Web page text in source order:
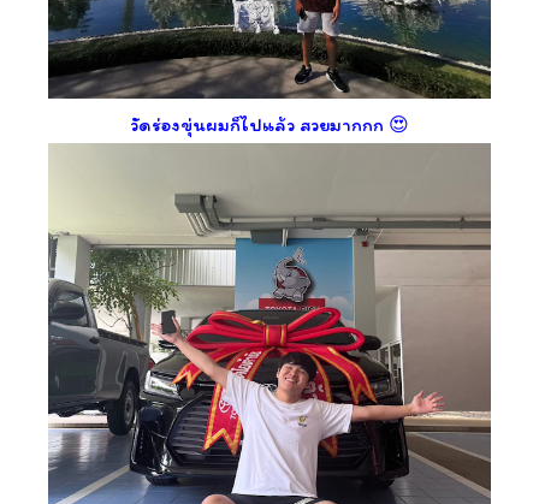
วัดร่องขุ่นผมก็ไปแล้ว สวยมากกก 😍